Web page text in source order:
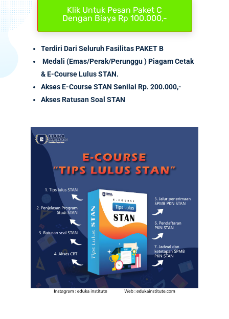
Klik Untuk Pesan Paket C
Dengan Biaya Rp 100.000,-
Terdiri Dari Seluruh Fasilitas PAKET B
Medali (Emas/Perak/Perunggu ) Piagam Cetak
& E-Course Lulus STAN.
AksesE-CourseSTAN Senilai Rp. 200.000,-
Akses Ratusan Soal STAN